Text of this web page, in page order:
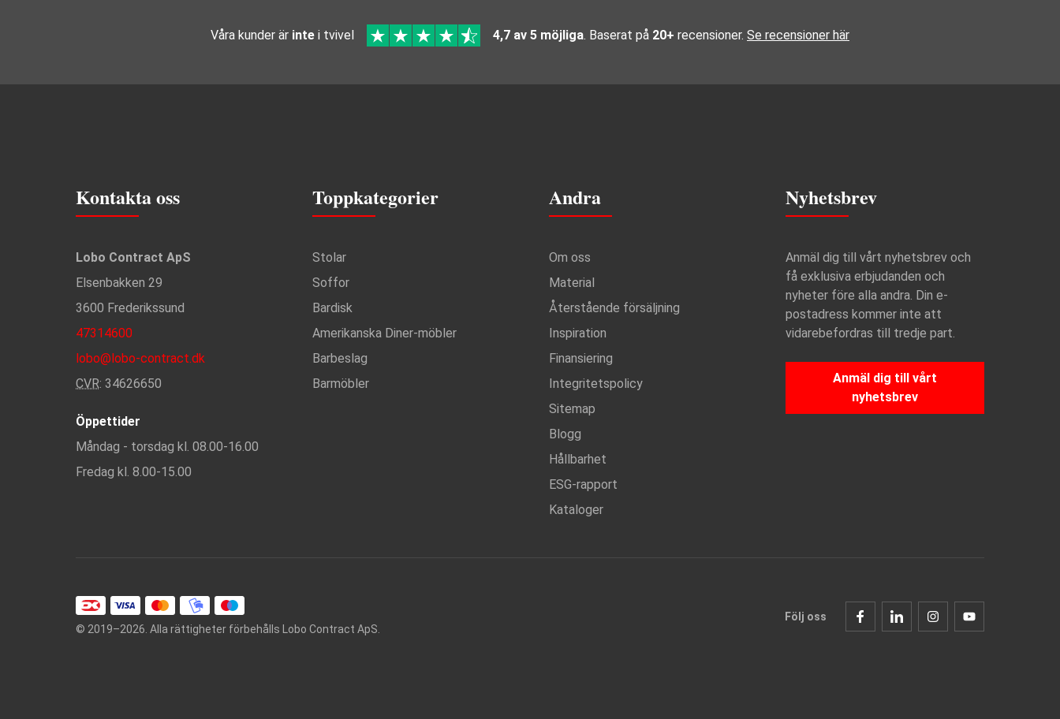
Våra kunder är inte i tvivel 4,7 av 5 möjliga. Baserat på 20+ recensioner. Se recensioner här
Kontakta oss
Lobo Contract ApS
Elsenbakken 29
3600 Frederikssund
47314600
lobo@lobo-contract.dk
CVR: 34626650
Öppettider
Måndag - torsdag kl. 08.00-16.00
Fredag kl. 8.00-15.00
Toppkategorier
Stolar
Soffor
Bardisk
Amerikanska Diner-möbler
Barbeslag
Barmöbler
Andra
Om oss
Material
Återstående försäljning
Inspiration
Finansiering
Integritetspolicy
Sitemap
Blogg
Hållbarhet
ESG-rapport
Kataloger
Nyhetsbrev
Anmäl dig till vårt nyhetsbrev och
få exklusiva erbjudanden och
nyheter före alla andra. Din e-
postadress kommer inte att
vidarebefordras till tredje part.
Anmäl dig till vårt
nyhetsbrev
© 2019–2026. Alla rättigheter förbehålls Lobo Contract ApS.
Följ oss